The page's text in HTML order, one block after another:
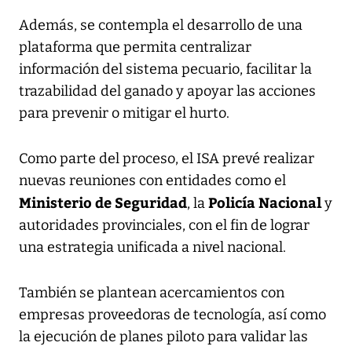
Además, se contempla el desarrollo de una
plataforma que permita centralizar
información del sistema pecuario, facilitar la
trazabilidad del ganado y apoyar las acciones
para prevenir o mitigar el hurto.
Como parte del proceso, el ISA prevé realizar
nuevas reuniones con entidades como el
Ministerio de Seguridad, laPolicía Nacionaly
autoridades provinciales, con el fin de lograr
una estrategia unificada a nivel nacional.
También se plantean acercamientos con
empresas proveedoras de tecnología, así como
la ejecución de planes piloto para validar las